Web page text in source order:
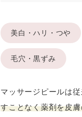
美白・ハリ・つや
毛穴・黒ずみ
マッサージピールは
すことなく薬剤を皮